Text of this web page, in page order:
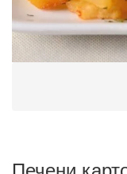
Печени